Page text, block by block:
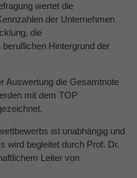
wertet die
der Unternehmen
die
Hintergrund der
Auswertung die Gesamtnote
mit dem TOP
ist unabhängig und
wird begleitet durch Prof. Dr.
Leiter von